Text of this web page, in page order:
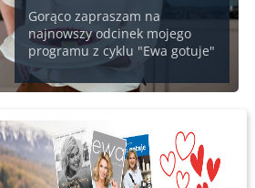
Gorąco zapraszam na
najnowszy odcinek mojego
programu z cyklu "Ewa gotuje"